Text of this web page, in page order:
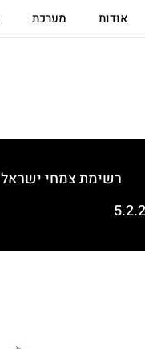
אודות מערכת
רשימת צמחי ישראל